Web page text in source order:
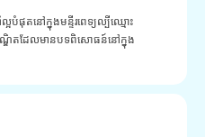
អបំផុតនៅក្នុងមន្ទីរពេទ្យល្បីឈ្មោះ
ណ្ឌិតដែលមានបទពិសោធន៍នៅក្នុង